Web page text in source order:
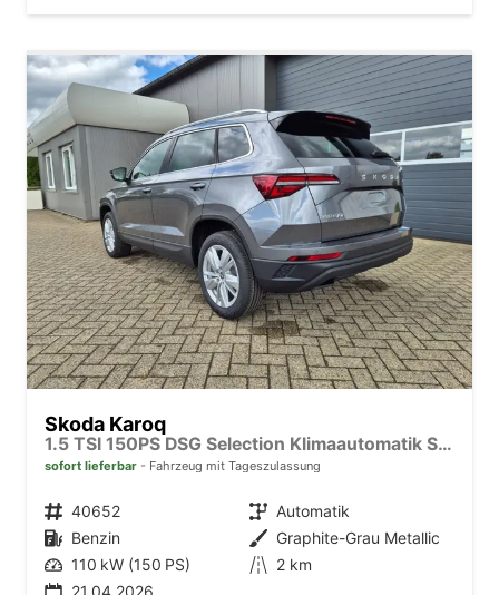
Skoda Karoq
1.5 TSI 150PS DSG Selection Klimaautomatik Sitzheizung Lenkradheizung ACC PDC v+h Rückf.Kamera abg.Scheiben Apple CarPlay Android Auto 17"LM
sofort lieferbar Fahrzeug mit Tageszulassung
Fahrzeugnr. 40652 Getriebe Automatik
Kraftstoff Benzin Außenfarbe Graphite-Grau Metallic
Leistung 110 kW (150 PS) Kilometerstand 2 km
21.04.2026